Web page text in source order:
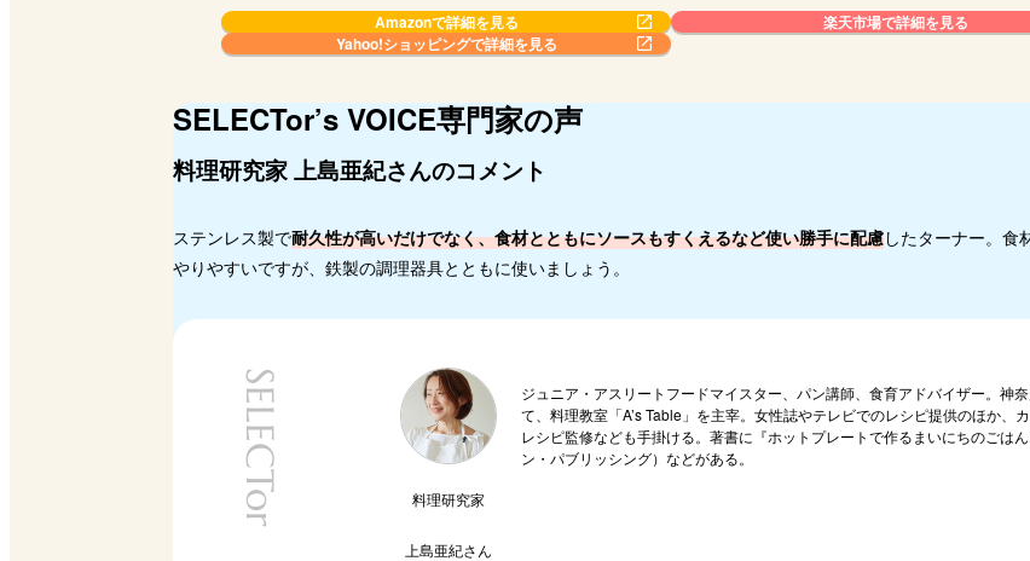
Amazonで詳細を見る
楽天市場で詳細を見る
Yahoo!ショッピングで詳細を見る
SELECTor’s VOICE専門家の声
料理研究家 上島亜紀さんのコメント
ステンレス製で耐久性が高いだけでなく、食材とともにソースもすくえるなど使い勝手に配慮したターナー。食
やりやすいですが、鉄製の調理器具とともに使いましょう。
SELECTor 料理研究家
上島亜紀さん
ジュニア・アスリートフードマイスター、パン講師、食育アドバイザー。神
て、料理教室「A’s Table」を主宰。女性誌やテレビでのレシピ提供のほか、
レシピ監修なども手掛ける。著書に『ホットプレートで作るまいにちのごは
ン・パブリッシング）などがある。